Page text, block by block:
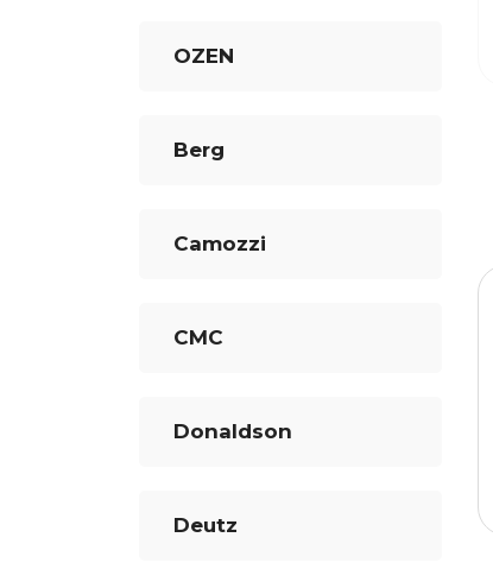
OZEN
Berg
Camozzi
CMC
Donaldson
Deutz